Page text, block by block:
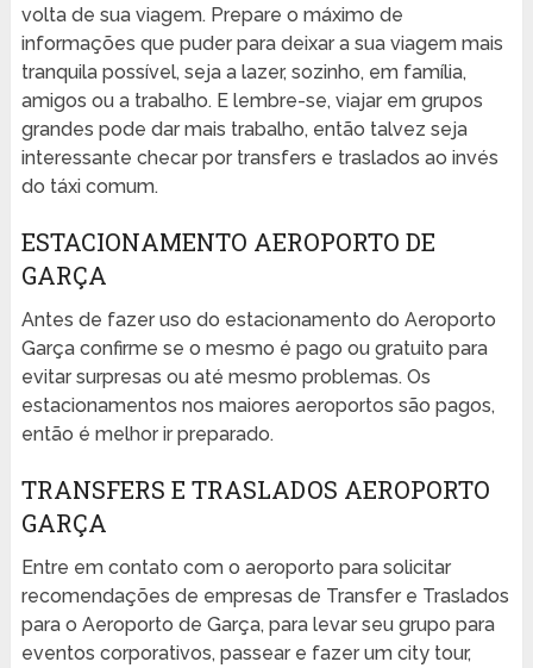
volta de sua viagem. Prepare o máximo de
informações que puder para deixar a sua viagem mais
tranquila possível, seja a lazer, sozinho, em família,
amigos ou a trabalho. E lembre-se, viajar em grupos
grandes pode dar mais trabalho, então talvez seja
interessante checar por transfers e traslados ao invés
do táxi comum.
ESTACIONAMENTO AEROPORTO DE
GARÇA
Antes de fazer uso do estacionamento do Aeroporto
Garça confirme se o mesmo é pago ou gratuito para
evitar surpresas ou até mesmo problemas. Os
estacionamentos nos maiores aeroportos são pagos,
então é melhor ir preparado.
TRANSFERS E TRASLADOS AEROPORTO
GARÇA
Entre em contato com o aeroporto para solicitar
recomendações de empresas de Transfer e Traslados
para o Aeroporto de Garça, para levar seu grupo para
eventos corporativos, passear e fazer um city tour,